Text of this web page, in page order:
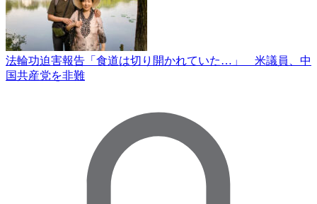
法輪功迫害報告「食道は切り開かれていた…」 米議員、中
国共産党を非難